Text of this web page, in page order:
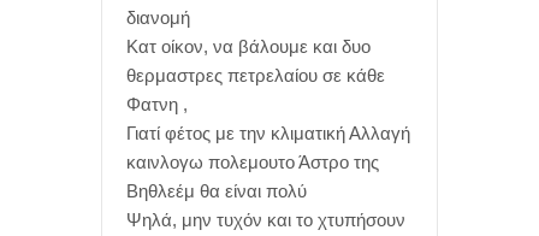
διανομή
Κατ οίκον, να βάλουμε και δυο
θερμαστρες πετρελαίου σε κάθε
Φατνη ,
Γιατί φέτος με την κλιματική Αλλαγή
καινλογω πολεμουτο Άστρο της
Βηθλεέμ θα είναι πολύ
Ψηλά, μην τυχόν και το χτυπήσουν